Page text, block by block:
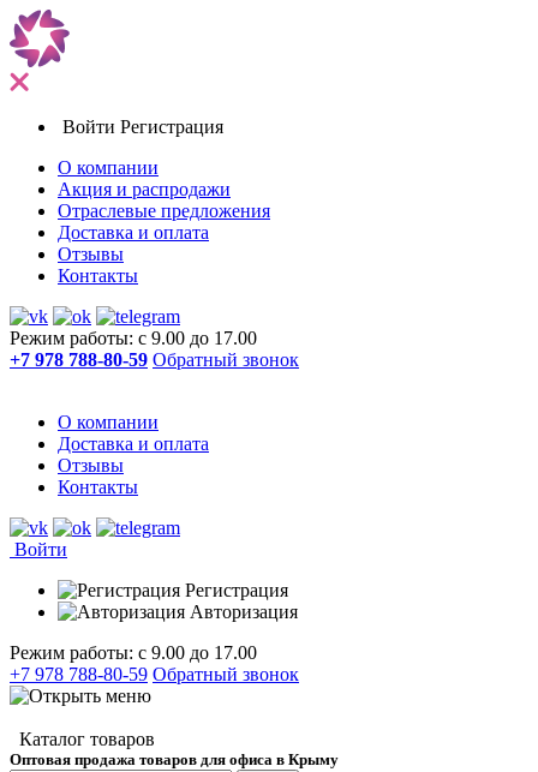
Войти Регистрация
О компании
Акция и распродажи
Отраслевые предложения
Доставка и оплата
Отзывы
Контакты
Режим работы: с 9.00 до 17.00
+7 978 788-80-59 Обратный звонок
О компании
Доставка и оплата
Отзывы
Контакты
Войти
Регистрация
Авторизация
Режим работы: с 9.00 до 17.00
+7 978 788-80-59 Обратный звонок
Каталог товаров
Оптовая продажа товаров для офиса в Крыму